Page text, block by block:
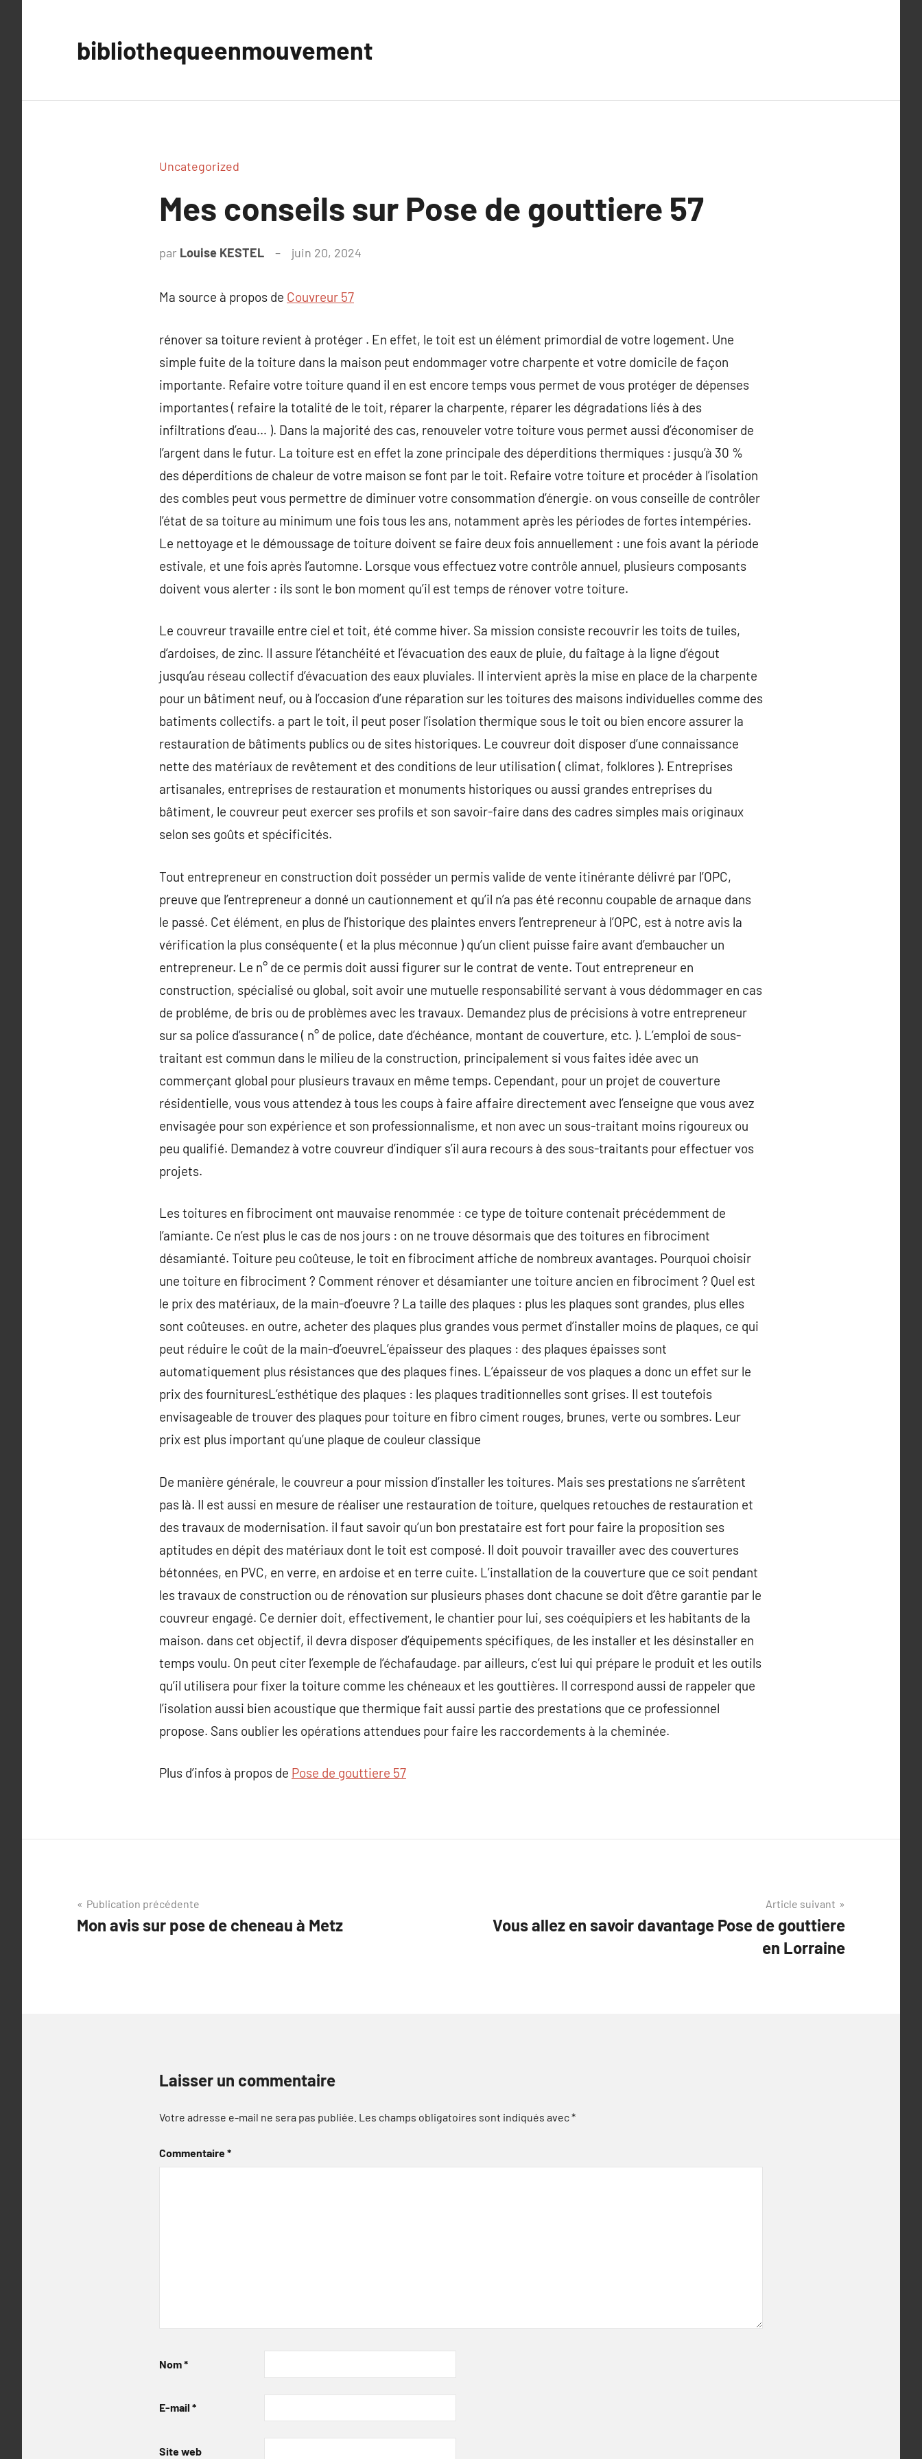
bibliothequeenmouvement
Uncategorized
Mes conseils sur Pose de gouttiere 57
par Louise KESTEL juin 20, 2024
Ma source à propos de Couvreur 57
rénover sa toiture revient à protéger . En effet, le toit est un élément primordial de votre logement. Une
simple fuite de la toiture dans la maison peut endommager votre charpente et votre domicile de façon
importante. Refaire votre toiture quand il en est encore temps vous permet de vous protéger de dépenses
importantes ( refaire la totalité de le toit, réparer la charpente, réparer les dégradations liés à des
infiltrations d’eau… ). Dans la majorité des cas, renouveler votre toiture vous permet aussi d’économiser de
l’argent dans le futur. La toiture est en effet la zone principale des déperditions thermiques : jusqu’à 30 %
des déperditions de chaleur de votre maison se font par le toit. Refaire votre toiture et procéder à l’isolation
des combles peut vous permettre de diminuer votre consommation d’énergie. on vous conseille de contrôler
l’état de sa toiture au minimum une fois tous les ans, notamment après les périodes de fortes intempéries.
Le nettoyage et le démoussage de toiture doivent se faire deux fois annuellement : une fois avant la période
estivale, et une fois après l’automne. Lorsque vous effectuez votre contrôle annuel, plusieurs composants
doivent vous alerter : ils sont le bon moment qu’il est temps de rénover votre toiture.
Le couvreur travaille entre ciel et toit, été comme hiver. Sa mission consiste recouvrir les toits de tuiles,
d’ardoises, de zinc. Il assure l’étanchéité et l’évacuation des eaux de pluie, du faîtage à la ligne d’égout
jusqu’au réseau collectif d’évacuation des eaux pluviales. Il intervient après la mise en place de la charpente
pour un bâtiment neuf, ou à l’occasion d’une réparation sur les toitures des maisons individuelles comme des
batiments collectifs. a part le toit, il peut poser l’isolation thermique sous le toit ou bien encore assurer la
restauration de bâtiments publics ou de sites historiques. Le couvreur doit disposer d’une connaissance
nette des matériaux de revêtement et des conditions de leur utilisation ( climat, folklores ). Entreprises
artisanales, entreprises de restauration et monuments historiques ou aussi grandes entreprises du
bâtiment, le couvreur peut exercer ses profils et son savoir-faire dans des cadres simples mais originaux
selon ses goûts et spécificités.
Tout entrepreneur en construction doit posséder un permis valide de vente itinérante délivré par l’OPC,
preuve que l’entrepreneur a donné un cautionnement et qu’il n’a pas été reconnu coupable de arnaque dans
le passé. Cet élément, en plus de l’historique des plaintes envers l’entrepreneur à l’OPC, est à notre avis la
vérification la plus conséquente ( et la plus méconnue ) qu’un client puisse faire avant d’embaucher un
entrepreneur. Le n° de ce permis doit aussi figurer sur le contrat de vente. Tout entrepreneur en
construction, spécialisé ou global, soit avoir une mutuelle responsabilité servant à vous dédommager en cas
de probléme, de bris ou de problèmes avec les travaux. Demandez plus de précisions à votre entrepreneur
sur sa police d’assurance ( n° de police, date d’échéance, montant de couverture, etc. ). L’emploi de sous-
traitant est commun dans le milieu de la construction, principalement si vous faites idée avec un
commerçant global pour plusieurs travaux en même temps. Cependant, pour un projet de couverture
résidentielle, vous vous attendez à tous les coups à faire affaire directement avec l’enseigne que vous avez
envisagée pour son expérience et son professionnalisme, et non avec un sous-traitant moins rigoureux ou
peu qualifié. Demandez à votre couvreur d’indiquer s’il aura recours à des sous-traitants pour effectuer vos
projets.
Les toitures en fibrociment ont mauvaise renommée : ce type de toiture contenait précédemment de
l’amiante. Ce n’est plus le cas de nos jours : on ne trouve désormais que des toitures en fibrociment
désamianté. Toiture peu coûteuse, le toit en fibrociment affiche de nombreux avantages. Pourquoi choisir
une toiture en fibrociment ? Comment rénover et désamianter une toiture ancien en fibrociment ? Quel est
le prix des matériaux, de la main-d’oeuvre ? La taille des plaques : plus les plaques sont grandes, plus elles
sont coûteuses. en outre, acheter des plaques plus grandes vous permet d’installer moins de plaques, ce qui
peut réduire le coût de la main-d’oeuvreL’épaisseur des plaques : des plaques épaisses sont
automatiquement plus résistances que des plaques fines. L’épaisseur de vos plaques a donc un effet sur le
prix des fournituresL’esthétique des plaques : les plaques traditionnelles sont grises. Il est toutefois
envisageable de trouver des plaques pour toiture en fibro ciment rouges, brunes, verte ou sombres. Leur
prix est plus important qu’une plaque de couleur classique
De manière générale, le couvreur a pour mission d’installer les toitures. Mais ses prestations ne s’arrêtent
pas là. Il est aussi en mesure de réaliser une restauration de toiture, quelques retouches de restauration et
des travaux de modernisation. il faut savoir qu’un bon prestataire est fort pour faire la proposition ses
aptitudes en dépit des matériaux dont le toit est composé. Il doit pouvoir travailler avec des couvertures
bétonnées, en PVC, en verre, en ardoise et en terre cuite. L’installation de la couverture que ce soit pendant
les travaux de construction ou de rénovation sur plusieurs phases dont chacune se doit d’être garantie par le
couvreur engagé. Ce dernier doit, effectivement, le chantier pour lui, ses coéquipiers et les habitants de la
maison. dans cet objectif, il devra disposer d’équipements spécifiques, de les installer et les désinstaller en
temps voulu. On peut citer l’exemple de l’échafaudage. par ailleurs, c’est lui qui prépare le produit et les outils
qu’il utilisera pour fixer la toiture comme les chéneaux et les gouttières. Il correspond aussi de rappeler que
l’isolation aussi bien acoustique que thermique fait aussi partie des prestations que ce professionnel
propose. Sans oublier les opérations attendues pour faire les raccordements à la cheminée.
Plus d’infos à propos de Pose de gouttiere 57
Navigation
de
Publication précédente
Mon avis sur pose de cheneau à Metz
Article suivant
Vous allez en savoir davantage Pose de gouttiere
en Lorraine
Laisser un commentaire
Votre adresse e-mail ne sera pas publiée. Les champs obligatoires sont indiqués avec*
Commentaire*
Nom*
E-mail *
Site web